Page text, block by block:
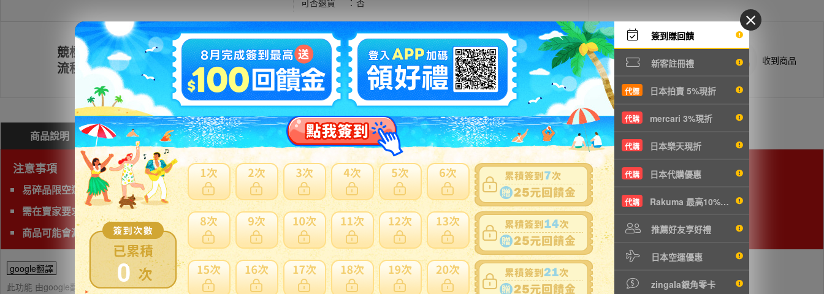
0
簽到賺回饋
新客註冊禮
代標 日本拍賣 5%現折
代購 mercari 3%現折
代購 日本樂天現折
代購 日本代購優惠
代購 Rakuma 最高10%現折
推薦好友享好禮
日本空運優惠
zingala銀角零卡
可否退貨
： 否
競標
流程
註冊會員 出價競標 得標填寫委託單 商品抵台通知出貨 收到商品
商品說明 問與答(0) 費用試算 問題商品反映流程
注意事項
易碎品限空運，非易碎品可使用海運。
需在賣家要求時間完成匯款
商品可能會漏水，請下標前詢問清楚且注意。
google翻譯
此功能 由google翻譯提供參考，樂淘不保證翻譯內容之正確性，詳細問題說明請使用商品問與答